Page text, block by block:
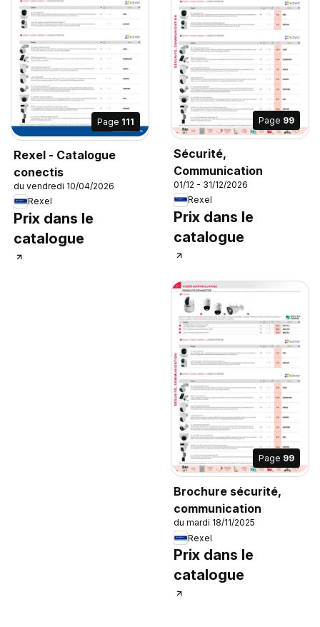
Page 111
Rexel - Catalogue
conectis
du vendredi 10/04/2026
Rexel
Prix dans le
catalogue
Page 99
Sécurité,
Communication
01/12 - 31/12/2026
Rexel
Prix dans le
catalogue
Page 99
Brochure sécurité,
communication
du mardi 18/11/2025
Rexel
Prix dans le
catalogue